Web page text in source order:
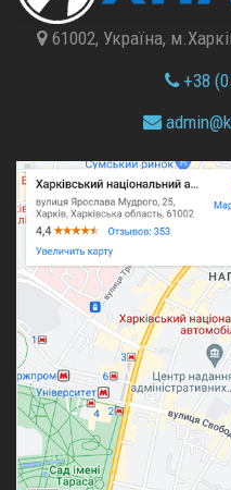
61002, Україна,
+38
admin@